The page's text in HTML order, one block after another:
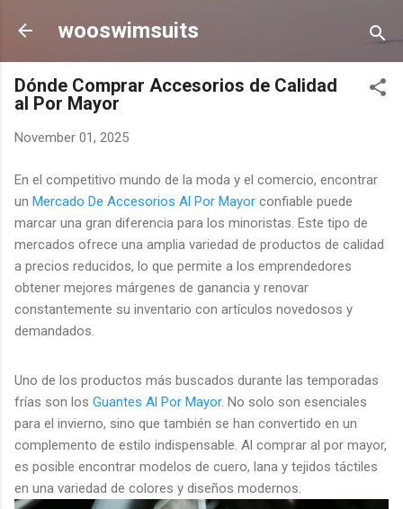
Skip to main content
wooswimsuits
Dónde Comprar Accesorios de Calidad
al Por Mayor
November 01, 2025
En el competitivo mundo de la moda y el comercio, encontrar
un Mercado De Accesorios Al Por Mayor confiable puede
marcar una gran diferencia para los minoristas. Este tipo de
mercados ofrece una amplia variedad de productos de calidad
a precios reducidos, lo que permite a los emprendedores
obtener mejores márgenes de ganancia y renovar
constantemente su inventario con artículos novedosos y
demandados.
Uno de los productos más buscados durante las temporadas
frías son los Guantes Al Por Mayor. No solo son esenciales
para el invierno, sino que también se han convertido en un
complemento de estilo indispensable. Al comprar al por mayor,
es posible encontrar modelos de cuero, lana y tejidos táctiles
en una variedad de colores y diseños modernos.